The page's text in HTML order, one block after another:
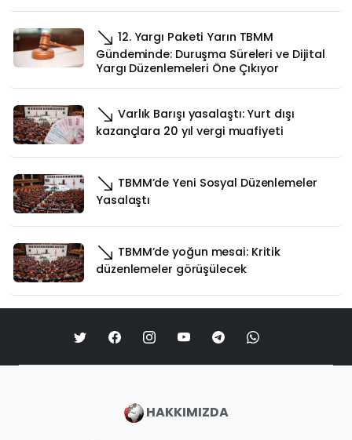
12. Yargı Paketi Yarın TBMM
Gündeminde: Duruşma Süreleri ve Dijital
Yargı Düzenlemeleri Öne Çıkıyor
Varlık Barışı yasalaştı: Yurt dışı
kazançlara 20 yıl vergi muafiyeti
TBMM’de Yeni Sosyal Düzenlemeler
Yasalaştı
TBMM’de yoğun mesai: Kritik
düzenlemeler görüşülecek
HAKKIMIZDA